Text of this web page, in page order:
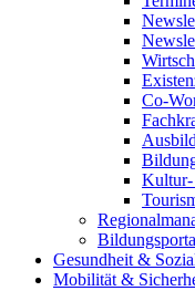
Co-
Kultur-
Gesundheit &
Mobilität &